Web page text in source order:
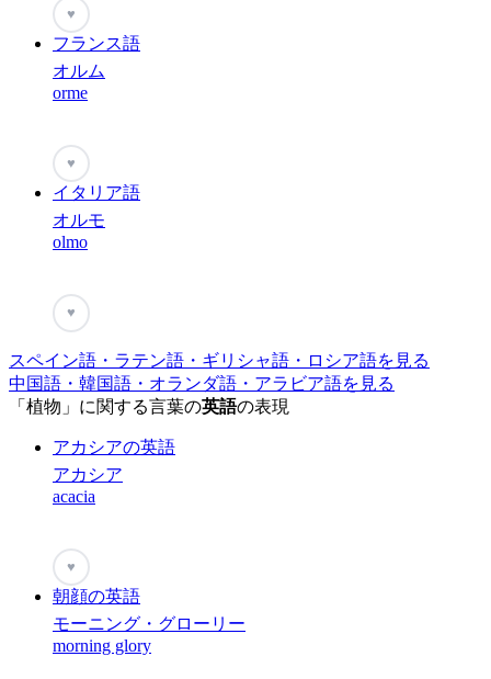
♥
フランス語
オルム
orme
♥
イタリア語
オルモ
olmo
♥
スペイン語・ラテン語・ギリシャ語・ロシア語を見る
中国語・韓国語・オランダ語・アラビア語を見る
「植物」に関する言葉の英語の表現
アカシアの英語
アカシア
acacia
♥
朝顔の英語
モーニング・グローリー
morning glory